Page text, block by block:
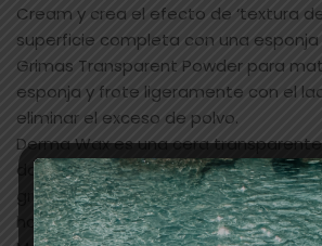
Cream y crea el efecto de ‘textura de
superficie completa con una
Grimas Transparent Powder para
esponja y frote ligeramente con el
eliminar el exceso de polvo.
Derma Wax es una cera
darle color a la cera en caso de una
gruesa (por ejemplo un bulto
hacer con Grimas Crème Make-up